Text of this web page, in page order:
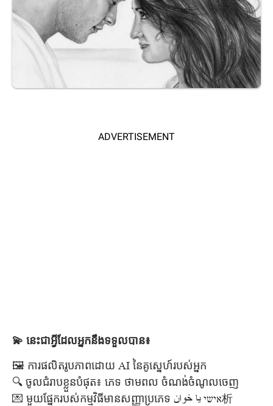
ADVERTISEMENT
💫 នេះ​ជា​អ្វី​ដែល​អ្នក​នឹងទទួលបាន៖
🖼️ ការផលិតរូបភាពដោយ AI នៃគូស្នេហ៍របស់អ្នក
🔍 ចូលជំរាបខ្លួនបំផុត៖ ភេទ ថាមពល ចំណង់ចំណូលចេញ
💌 មួយផ្នែករបស់កម្មវិធីមានសញ្ញាប្រភេទ אישי یا خوان析